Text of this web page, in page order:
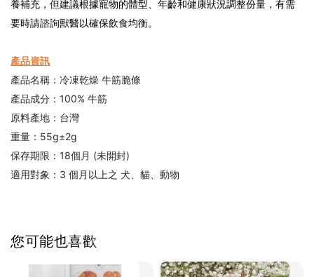
養補充，但建議根據寵物的體型、年齡和健康狀況調整份量，有需
要時請諮詢獸醫以確保飲食均衡。
產品資訊
產品名稱：冷凍乾燥 牛筋脆條
產品成分：100% 牛筋
原料產地：台灣
重量：55g±2g
保存期限：18個月 (未開封)
適用對象：3 個月以上之 犬、貓、動物
您可能也喜歡